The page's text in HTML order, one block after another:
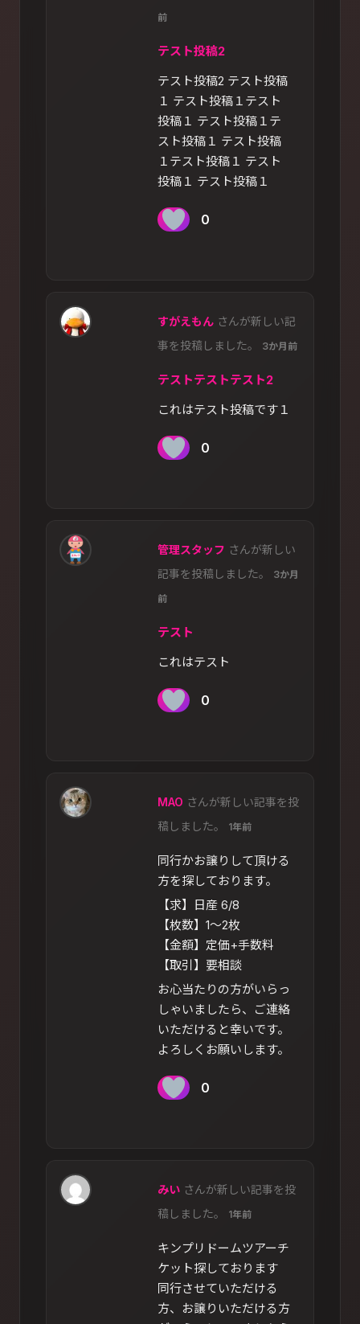
前
テスト投稿2
テスト投稿2 テスト投稿
１ テスト投稿１テスト
投稿１ テスト投稿１テ
スト投稿１ テスト投稿
１テスト投稿１ テスト
投稿１ テスト投稿１
0
すがえもん さんが新しい記
事を投稿しました。
3か月前
テストテストテスト2
これはテスト投稿です１
0
管理スタッフ さんが新しい
記事を投稿しました。
3か月
前
テスト
これはテスト
0
MAO さんが新しい記事を投
稿しました。
1年前
同行かお譲りして頂ける
方を探しております。
【求】日産 6/8
【枚数】1〜2枚
【金額】定価+手数料
【取引】要相談
お心当たりの方がいらっ
しゃいましたら、ご連絡
いただけると幸いです。
よろしくお願いします。
0
みい さんが新しい記事を投
稿しました。
1年前
キンプリドームツアーチ
ケット探しております
同行させていただける
方、お譲りいただける方